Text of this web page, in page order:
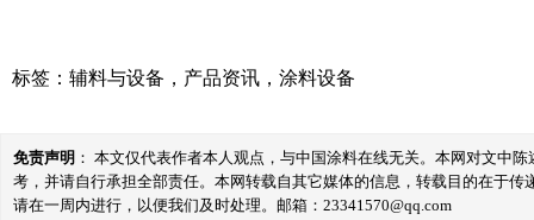
标签： 辅料与设备 ， 产品资讯 ， 涂料设备
免责声明 ： 本文仅代表作者本人观点，与中国涂料在线无关。本网对文中
考，并请自行承担全部责任。本网转载自其它媒体的信息，转载目的在于
请在一周内进行，以便我们及时处理。邮箱：23341570@qq.com